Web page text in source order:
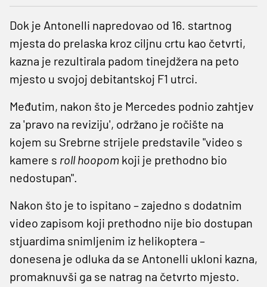
Dok je Antonelli napredovao od 16. startnog
mjesta do prelaska kroz ciljnu crtu kao četvrti,
kazna je rezultirala padom tinejdžera na peto
mjesto u svojoj debitantskoj F1 utrci.
Međutim, nakon što je Mercedes podnio zahtjev
za 'pravo na reviziju', održano je ročište na
kojem su Srebrne strijele predstavile "video s
kamere s roll hoopom koji je prethodno bio
nedostupan".
Nakon što je to ispitano – zajedno s dodatnim
video zapisom koji prethodno nije bio dostupan
stjuardima snimljenim iz helikoptera –
donesena je odluka da se Antonelli ukloni kazna,
promaknuvši ga se natrag na četvrto mjesto.